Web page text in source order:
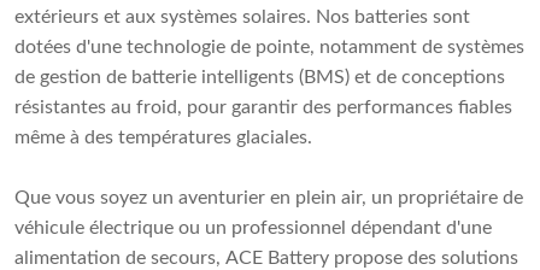
extérieurs et aux systèmes solaires. Nos batteries sont
dotées d'une technologie de pointe, notamment de systèmes
de gestion de batterie intelligents (BMS) et de conceptions
résistantes au froid, pour garantir des performances fiables
même à des températures glaciales.
Que vous soyez un aventurier en plein air, un propriétaire de
véhicule électrique ou un professionnel dépendant d'une
alimentation de secours, ACE Battery propose des solutions